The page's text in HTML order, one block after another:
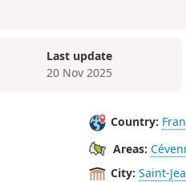
Last update
20 Nov 2025
Country:
Areas:
City: Saint-